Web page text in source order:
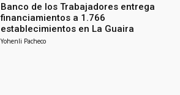
Banco de los Trabajadores entrega
financiamientos a 1.766
establecimientos en La Guaira
Yohenli Pacheco